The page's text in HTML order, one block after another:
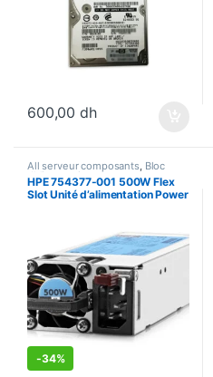
600,00dh
All serveur composants, Bloc
d’alimentation ,Composants,
Serveurs composants
HPE 754377-001 500W Flex
Slot Unité d’alimentation Power
-34%